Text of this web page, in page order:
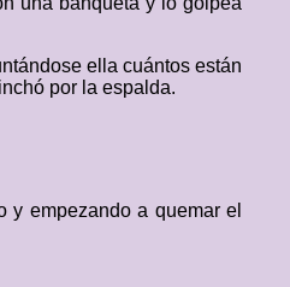
ella cuántos están
por la espalda.
y empezando a quemar el